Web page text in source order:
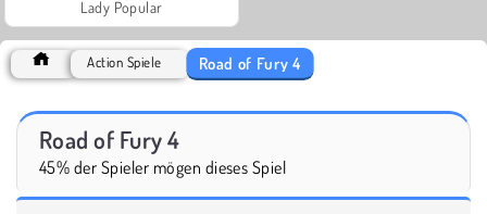
Lady Popular
Action Spiele Road of Fury 4
Road of Fury 4
45% der Spieler mögen dieses Spiel